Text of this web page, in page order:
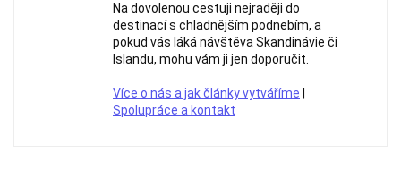
Na dovolenou cestuji nejraději do
destinací s chladnějším podnebím, a
pokud vás láká návštěva Skandinávie či
Islandu, mohu vám ji jen doporučit.
Více o nás a jak články vytváříme
Spolupráce a kontakt